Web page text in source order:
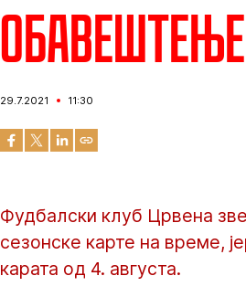
29.7.2021 11:30
Фудбалски клуб Црвена
сезонске карте на време,
карата од 4. августа.